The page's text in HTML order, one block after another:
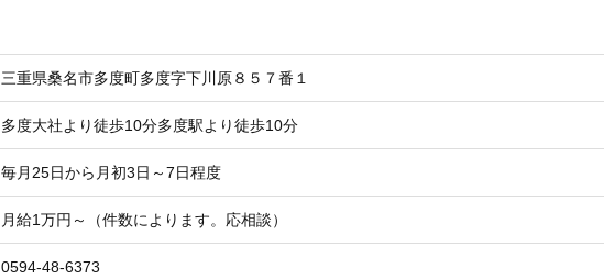
三重県桑名市多度町多度字下川原８５７番１
多度大社より徒歩10分多度駅より徒歩10分
毎月25日から月初3日～7日程度
月給1万円～（件数によります。応相談）
0594-48-6373